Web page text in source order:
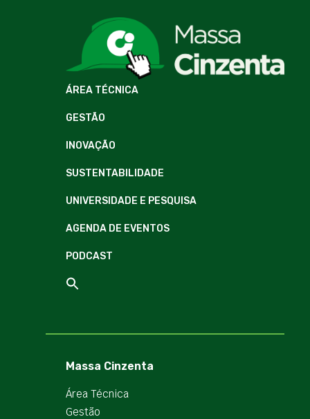
ÁREA TÉCNICA
GESTÃO
INOVAÇÃO
SUSTENTABILIDADE
UNIVERSIDADE E PESQUISA
AGENDA DE EVENTOS
PODCAST
Massa Cinzenta
Área Técnica
Gestão